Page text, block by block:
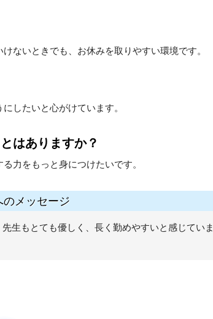
ないときでも、お休みを取りやすい環境です。
したいと心がけています。
はありますか？
力をもっと身につけたいです。
メッセージ
生もとても優しく、長く勤めやすいと感じていま